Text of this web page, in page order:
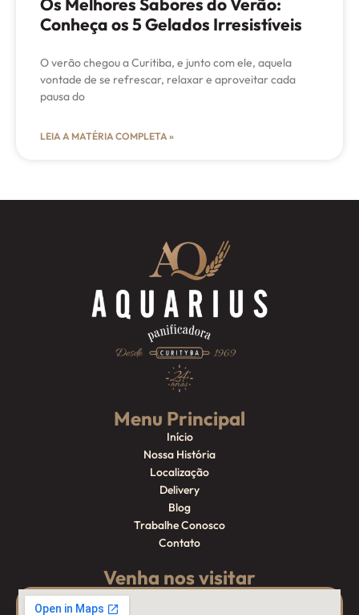
Conheça os 5 Gelados Irresistíveis
O verão chegou a Curitiba, e junto com ele, aquela
vontade de se refrescar, relaxar e aproveitar cada
pausa do
LEIA A MATÉRIA COMPLETA »
Menu Principal
Início
Nossa História
Localização
Delivery
Blog
Trabalhe Conosco
Contato
Venha nos visitar